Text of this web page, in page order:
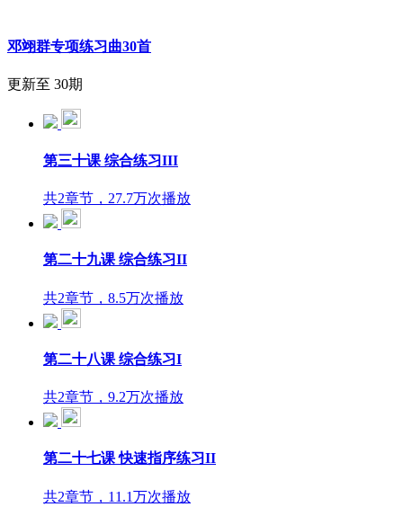
邓翊群专项练习曲30首
更新至 30期
第三十课 综合练习III
共2章节，27.7万次播放
第二十九课 综合练习II
共2章节，8.5万次播放
第二十八课 综合练习I
共2章节，9.2万次播放
第二十七课 快速指序练习II
共2章节，11.1万次播放